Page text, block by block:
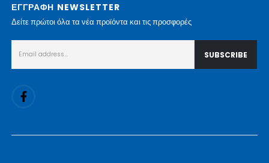
ΕΓΓΡΑΦΗ NEWSLETTER
Δείτε πρώτοι όλα τα νέα προϊόντα και τις προσφορές